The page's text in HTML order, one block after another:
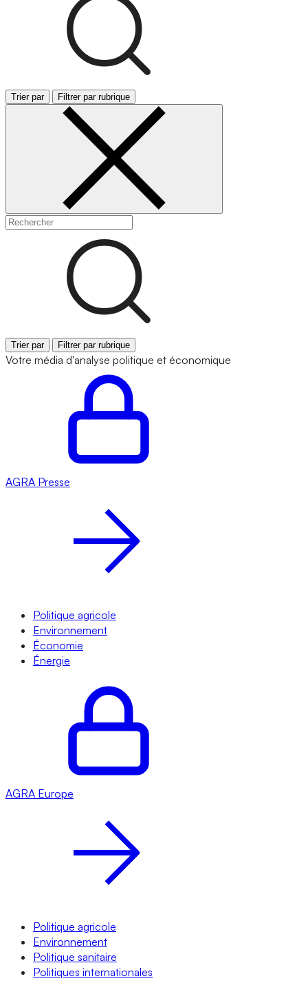
Trier par Filtrer par rubrique
Trier par Filtrer par rubrique
Votre média d'analyse politique et économique
AGRA Presse
Politique agricole
Environnement
Économie
Énergie
AGRA Europe
Politique agricole
Environnement
Politique sanitaire
Politiques internationales